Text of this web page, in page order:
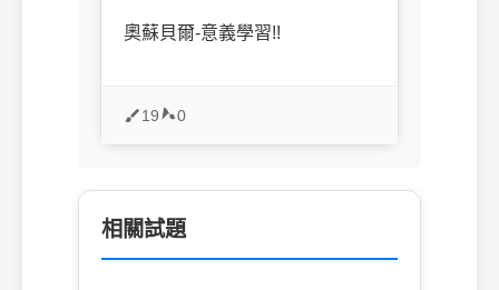
奧蘇貝爾-意義學習!!
19 0
相關試題